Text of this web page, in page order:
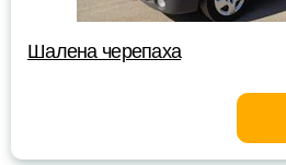
Шалена черепаха